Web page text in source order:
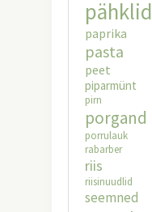
pähklid
paprika
pasta
peet
piparmünt
pirn
porgand
porrulauk
rabarber
riis
riisinuudlid
seemned